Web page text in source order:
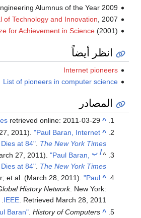
2009 UCLA Engineering Alumnus of the Year
of Technology and Innovation , 2007
for Achievement in Science(2001)
انظر أيضاً
Internet pioneers
List of pioneers in computer science
المصادر
^
retrieved online: 2011-03-29
^
2011)."Paul Baran, Internet
at 84" The New York Times
^أ ب 27, 2011)."Paul Baran,
at 84" The New York Times
^
et al. (March 28, 2011)."Paul
History Network. New York:
IEEE. Retrieved March 28, 2011
.
^
Baran" .History of Computers